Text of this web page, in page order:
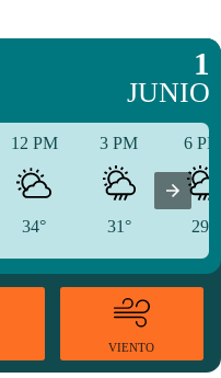
1
JUNIO
12 PM
34°
3 PM
31°
6
29°
VIENTO